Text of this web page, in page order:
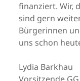
finanziert. Wir,
sind gern
Bürgerinnen
uns schon
Lydia Barkhau